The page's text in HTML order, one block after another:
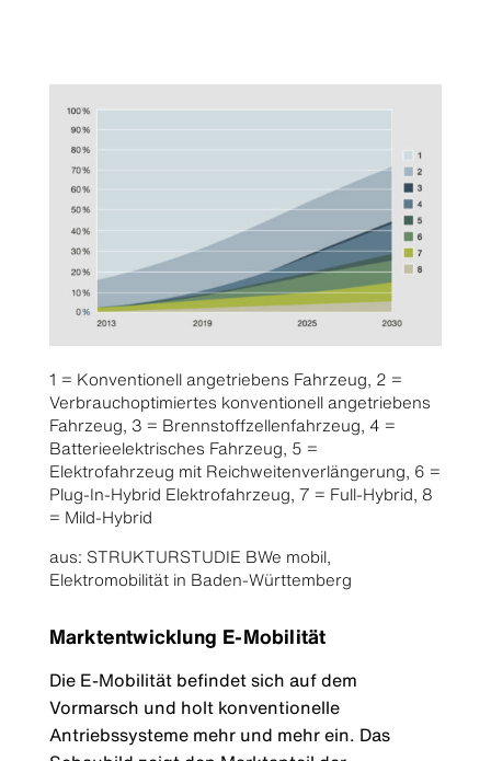
1 = Konventionell angetriebens Fahrzeug, 2 =
Verbrauchoptimiertes konventionell angetriebens
Fahrzeug, 3 = Brennstoffzellenfahrzeug, 4 =
Batterieelektrisches Fahrzeug, 5 =
Elektrofahrzeug mit Reichweitenverlängerung, 6 =
Plug-In-Hybrid Elektrofahrzeug, 7 = Full-Hybrid, 8
= Mild-Hybrid
aus: STRUKTURSTUDIE BWe mobil,
Elektromobilität in Baden-Württemberg
Marktentwicklung E-Mobilität
Die E-Mobilität befindet sich auf dem
Vormarsch und holt konventionelle
Antriebssysteme mehr und mehr ein. Das